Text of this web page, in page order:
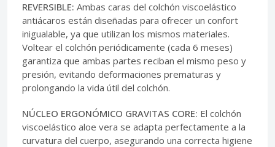
REVERSIBLE: Ambas caras del colchón viscoelástico
antiácaros están diseñadas para ofrecer un confort
inigualable, ya que utilizan los mismos materiales.
Voltear el colchón periódicamente (cada 6 meses)
garantiza que ambas partes reciban el mismo peso y
presión, evitando deformaciones prematuras y
prolongando la vida útil del colchón.
NÚCLEO ERGONÓMICO GRAVITAS CORE: El colchón
viscoelástico aloe vera se adapta perfectamente a la
curvatura del cuerpo, asegurando una correcta higiene